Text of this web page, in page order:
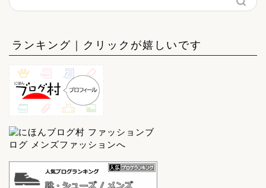
ランキング｜クリックが嬉しいです